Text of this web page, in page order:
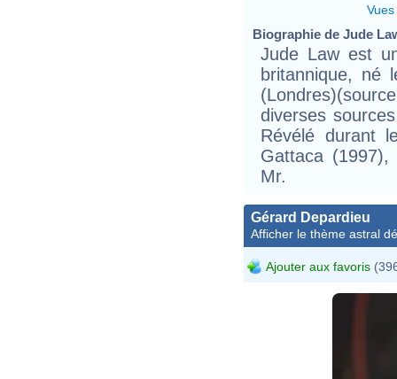
Vues
Biographie de Jude
Jude Law est
britannique, né
diverses
Révélé durant
Gattaca
Mr.
Gérard Depardieu
Afficher le thème astral
Ajouter aux favoris